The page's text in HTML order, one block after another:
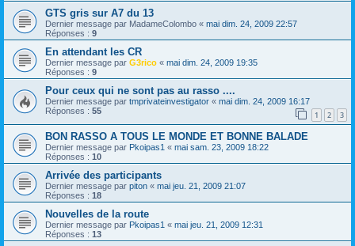
GTS gris sur A7 du 13
Dernier message par MadameColombo « mai dim. 24, 2009 22:57
Réponses : 9
En attendant les CR
Dernier message par G3rico « mai dim. 24, 2009 19:35
Réponses : 9
Pour ceux qui ne sont pas au rasso ....
Dernier message par tmprivateinvestigator « mai dim. 24, 2009 16:17
Réponses : 55 1 2 3
BON RASSO A TOUS LE MONDE ET BONNE BALADE
Dernier message par Pkoipas1 « mai sam. 23, 2009 18:22
Réponses : 10
Arrivée des participants
Dernier message par piton « mai jeu. 21, 2009 21:07
Réponses : 18
Nouvelles de la route
Dernier message par Pkoipas1 « mai jeu. 21, 2009 12:31
Réponses : 13